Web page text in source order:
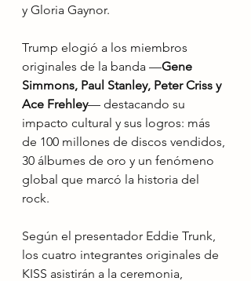
y Gloria Gaynor.
Trump elogió a los miembros
originales de la banda —Gene
Simmons, Paul Stanley, Peter Criss y
Ace Frehley— destacando su
impacto cultural y sus logros: más
de 100 millones de discos vendidos,
30 álbumes de oro y un fenómeno
global que marcó la historia del
rock.
Según el presentador Eddie Trunk,
los cuatro integrantes originales de
KISS asistirán a la ceremonia,